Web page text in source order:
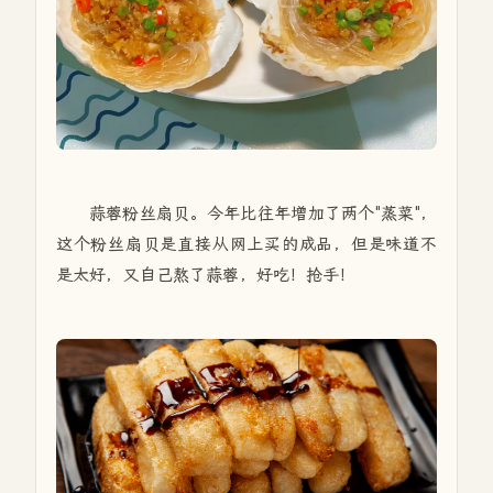
蒜蓉粉丝扇贝。今年比往年增加了两个"蒸菜"，
这个粉丝扇贝是直接从网上买的成品，但是味道不
是太好，又自己熬了蒜蓉，好吃！抢手！